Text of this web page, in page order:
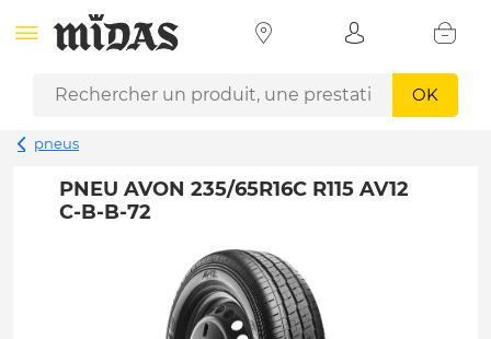
OK
pneus
PNEU AVON 235/65R16C R115 AV12
C-B-B-72